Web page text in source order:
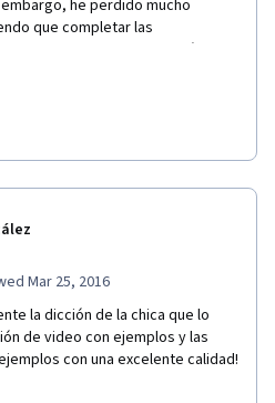
he perdido mucho
que completar las
para poder realizar las prácticas.
y muy incompletas y no cubren
muy alejado del
en las lecciones se
en el vídeo para consultar los
bueno que el alumno tenga
para completar las
y ahorraría mucho tiempo incluir
a capítulos o páginas
fácil, enlaces a webs donde
Mar 25, 2016
la dicción de la chica que lo
de video con ejemplos y las
con una excelente calidad!